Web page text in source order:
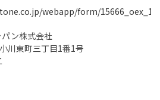
webapp/form/15666_oex_1/
ン株式会社
川東町三丁目1番1号